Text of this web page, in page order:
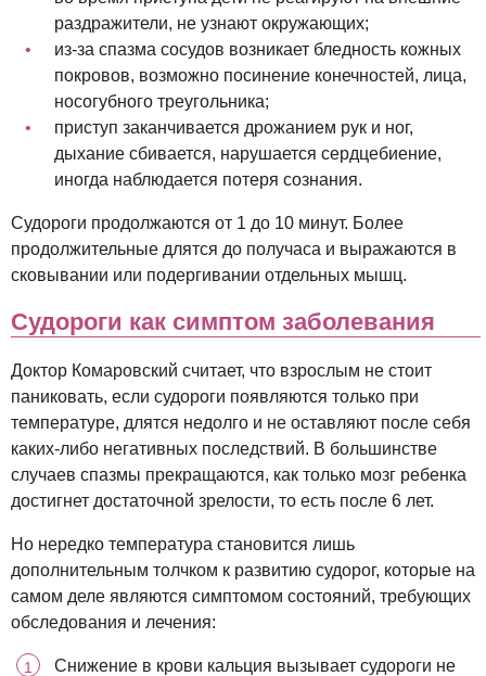
раздражители, не узнают окружающих;
из-за спазма сосудов возникает бледность кожных
покровов, возможно посинение конечностей, лица,
носогубного треугольника;
приступ заканчивается дрожанием рук и ног,
дыхание сбивается, нарушается сердцебиение,
иногда наблюдается потеря сознания.
Судороги продолжаются от 1 до 10 минут. Более
продолжительные длятся до получаса и выражаются в
сковывании или подергивании отдельных мышц.
Судороги как симптом заболевания
Доктор Комаровский считает, что взрослым не стоит
паниковать, если судороги появляются только при
температуре, длятся недолго и не оставляют после себя
каких-либо негативных последствий. В большинстве
случаев спазмы прекращаются, как только мозг ребенка
достигнет достаточной зрелости, то есть после 6 лет.
Но нередко температура становится лишь
дополнительным толчком к развитию судорог, которые на
самом деле являются симптомом состояний, требующих
обследования и лечения:
Снижение в крови кальция вызывает судороги не